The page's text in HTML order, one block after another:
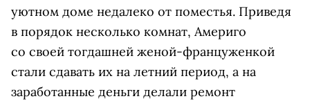
уютном доме недалеко от поместья. Приведя
в порядок несколько комнат, Америго
со своей тогдашней женой-француженкой
стали сдавать их на летний период, а на
заработанные деньги делали ремонт